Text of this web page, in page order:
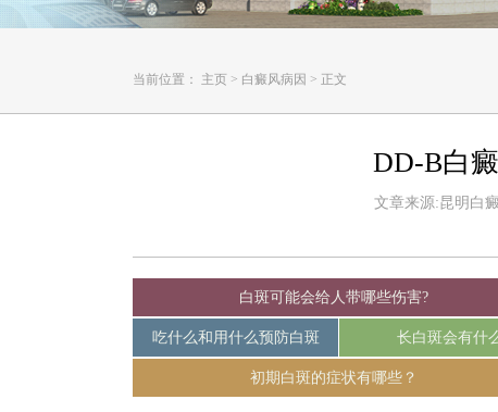
当前位置： 主页 > 白癜风病因 > 正文
DD-B白
文章来源:昆明白
白斑可能会给人带哪些伤害?
吃什么和用什么预防白斑 长白斑会有什
初期白斑的症状有哪些？